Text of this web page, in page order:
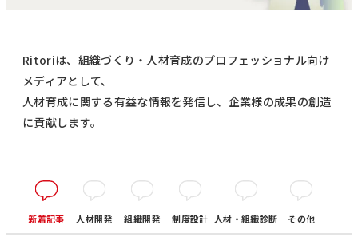
Ritoriは、組織づくり・人材育成のプロフェッショナル向け
メディアとして、
人材育成に関する有益な情報を発信し、企業様の成果の創造
に貢献します。
新着記事 人材開発 組織開発 制度設計 人材・組織診断 その他